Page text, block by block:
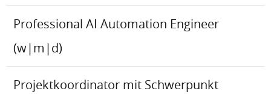
Professional AI Automation Engineer
(w|m|d)
Projektkoordinator mit Schwerpunkt